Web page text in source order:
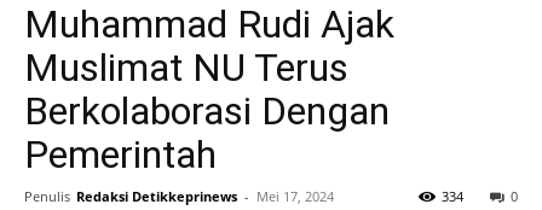
Muhammad Rudi Ajak
Muslimat NU Terus
Berkolaborasi Dengan
Pemerintah
Penulis Redaksi Detikkeprinews - Mei 17, 2024 0
334